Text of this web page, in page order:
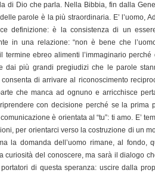
di Dio che parla. Nella Bibbia, fin dalla
delle parole è la più straordinaria. E’ l’uomo,
definizione: è la consistenza di un
in una relazione: “non è bene che
termine ebreo alimenti l’immaginario
dai più grandi pregiudizi che le parole
di arrivare al riconoscimento
che manca ad ognuno e arricchisce
con decisione perché se la prima
è orientata al “tu”: ti amo. E’
per orientarci verso la costruzione di un
la domanda dell’uomo rimane, al fondo,
curiosità del conoscere, ma sarà il dialogo
di questa speranza: uscire dalla